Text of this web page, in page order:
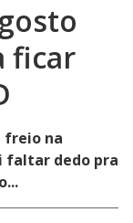
ficar
freio na
faltar dedo pra